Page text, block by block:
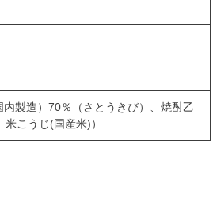
内製造）70％（さとうきび）、焼酎乙
こうじ(国産米)）